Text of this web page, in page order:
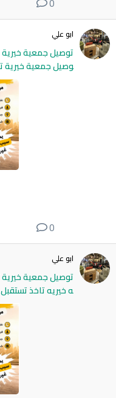
ابو علي
وصيل جمعية خيرية
0
ابو علي
توصيل جمعية خيرية
ه خيريه تاخذ تستقبل